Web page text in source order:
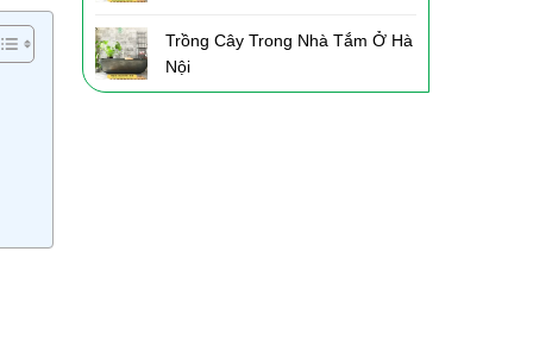
Trồng Cây Trong Nhà Tắm Ở Hà
Nội